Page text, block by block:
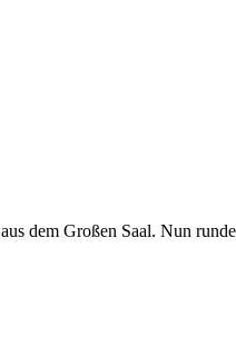
aus dem Großen Saal. Nun